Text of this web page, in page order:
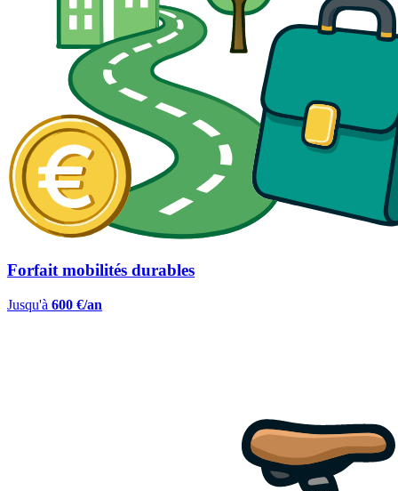
Forfait mobilités durables
Jusqu'à 600 €/an